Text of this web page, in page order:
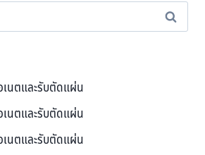
นตและรับตัดแผ่น
นตและรับตัดแผ่น
นตและรับตัดแผ่น